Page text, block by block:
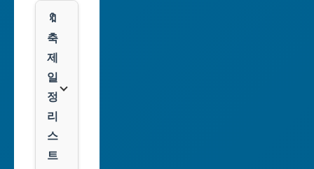
주
광
역
시
대
전
쿠
팡
클
룩
🔖
축
제
일
정
리
스
트